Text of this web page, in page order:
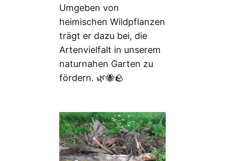
Umgeben von
heimischen Wildpflanzen
trägt er dazu bei, die
Artenvielfalt in unserem
naturnahen Garten zu
fördern. 🌿🐝🪨